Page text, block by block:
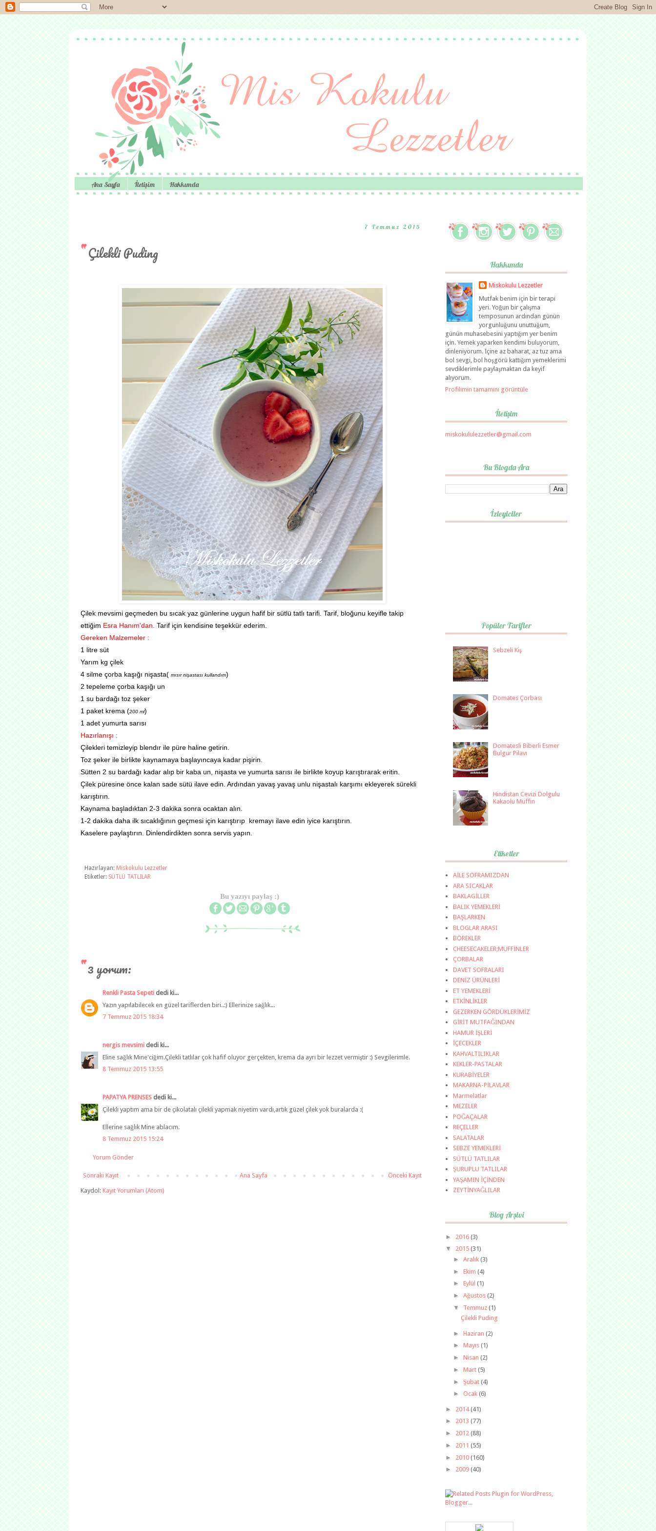
Ana Sayfa İletişim Hakkımda
7 Temmuz 2015
Çilekli Puding
Çilek mevsimi geçmeden bu sıcak yaz günlerine uygun hafif bir sütlü tatlı tarifi. Tarif, bloğunu keyifle takip
ettiğim Esra Hanım'dan. Tarif için kendisine teşekkür ederim.
Gereken Malzemeler :
1 litre süt
Yarım kg çilek
4 silme çorba kaşığı nişasta( mısır nişastası kullandım)
2 tepeleme çorba kaşığı un
1 su bardağı toz şeker
1 paket krema (200 ml)
1 adet yumurta sarısı
Hazırlanışı :
Çilekleri temizleyip blendır ile püre haline getirin.
Toz şeker ile birlikte kaynamaya başlayıncaya kadar pişirin.
Sütten 2 su bardağı kadar alıp bir kaba un, nişasta ve yumurta sarısı ile birlikte koyup karıştırarak eritin.
Çilek püresine önce kalan sade sütü ilave edin. Ardından yavaş yavaş unlu nişastalı karşımı ekleyerek sürekli
karıştırın.
Kaynama başladıktan 2-3 dakika sonra ocaktan alın.
1-2 dakika daha ilk sıcaklığının geçmesi için karıştırıp kremayı ilave edin iyice karıştırın.
Kaselere paylaştırın. Dinlendirdikten sonra servis yapın.
Hazırlayan: Miskokulu Lezzetler
Etiketler: SÜTLÜ TATLILAR
Bu yazıyı paylaş :)
3 yorum:
Renkli Pasta Sepeti dedi ki...
Yazın yapılabilecek en güzel tariflerden biri..:) Ellerinize sağlık...
7 Temmuz 2015 18:34
nergis mevsimi dedi ki...
Eline sağlık Mine'ciğim.Çilekli tatlılar çok hafif oluyor gerçekten, krema da ayrı bir lezzet vermiştir :) Sevgilerimle.
8 Temmuz 2015 13:55
PAPATYA PRENSES dedi ki...
Çilekli yaptım ama bir de çikolatalı çilekli yapmak niyetim vardı,artık güzel çilek yok buralarda :(
Ellerine sağlık Mine ablacım.
8 Temmuz 2015 15:24
Yorum Gönder
Sonraki Kayıt Önceki Kayıt
Ana Sayfa
Kaydol: Kayıt Yorumları (Atom)
Hakkımda
Miskokulu Lezzetler
Mutfak benim için bir terapi
yeri. Yoğun bir çalışma
temposunun ardından günün
yorgunluğunu unuttuğum,
günün muhasebesini yaptığım yer benim
için. Yemek yaparken kendimi buluyorum,
dinleniyorum. İçine az baharat, az tuz ama
bol sevgi, bol hoşgörü kattığım yemeklerimi
sevdiklerimle paylaşmaktan da keyif
alıyorum.
Profilimin tamamını görüntüle
İletişim
miskokululezzetler@gmail.com
Bu Blogda Ara
İzleyiciler
Popüler Tarifler
Sebzeli Kiş
Domates Çorbası
Domatesli Biberli Esmer
Bulgur Pilavı
Hindistan Cevizi Dolgulu
Kakaolu Muffin
Etiketler
AİLE SOFRAMIZDAN
ARA SICAKLAR
BAKLAGİLLER
BALIK YEMEKLERİ
BAŞLARKEN
BLOGLAR ARASI
BÖREKLER
CHEESECAKELER;MUFFİNLER
ÇORBALAR
DAVET SOFRALARI
DENİZ ÜRÜNLERİ
ET YEMEKLERİ
ETKİNLİKLER
GEZERKEN GÖRDÜKLERİMİZ
GİRİT MUTFAĞINDAN
HAMUR İŞLERİ
İÇECEKLER
KAHVALTILIKLAR
KEKLER-PASTALAR
KURABİYELER
MAKARNA-PİLAVLAR
Marmelatlar
MEZELER
POĞAÇALAR
REÇELLER
SALATALAR
SEBZE YEMEKLERİ
SÜTLÜ TATLILAR
ŞURUPLU TATLILAR
YAŞAMIN İÇİNDEN
ZEYTİNYAĞLILAR
Blog Arşivi
► 2016 (3)
▼ 2015 (31)
► Aralık (3)
► Ekim (4)
► Eylül (1)
► Ağustos (2)
▼ Temmuz (1)
Çilekli Puding
► Haziran (2)
► Mayıs (1)
► Nisan (2)
► Mart (5)
► Şubat (4)
► Ocak (6)
► 2014(41)
► 2013 (77)
► 2012 (88)
► 2011 (55)
► 2010 (160)
► 2009 (40)